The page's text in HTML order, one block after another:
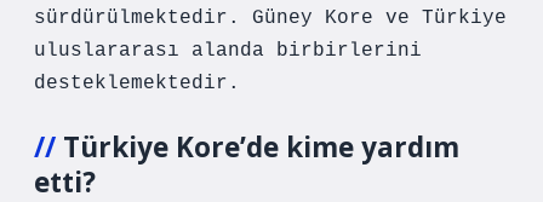
sürdürülmektedir. Güney Kore ve Türkiye
uluslararası alanda birbirlerini
desteklemektedir.
Türkiye Kore’de kime yardım
etti?